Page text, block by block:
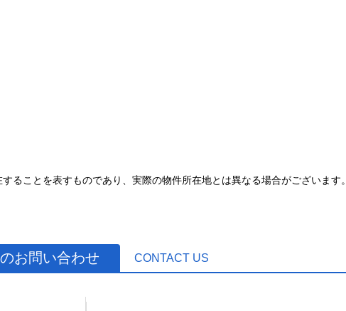
ることを表すものであり、実際の物件所在地とは異なる場合がございます。
お問い合わせ CONTACT US